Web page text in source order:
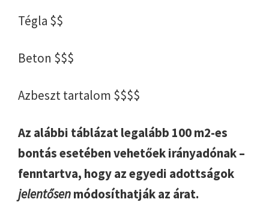
Tégla $$
Beton $$$
Azbeszt tartalom $$$$
Az alábbi táblázat legalább 100 m2-es
bontás esetében vehetőek irányadónak –
fenntartva, hogy az egyedi adottságok
jelentősenmódosíthatják az árat.